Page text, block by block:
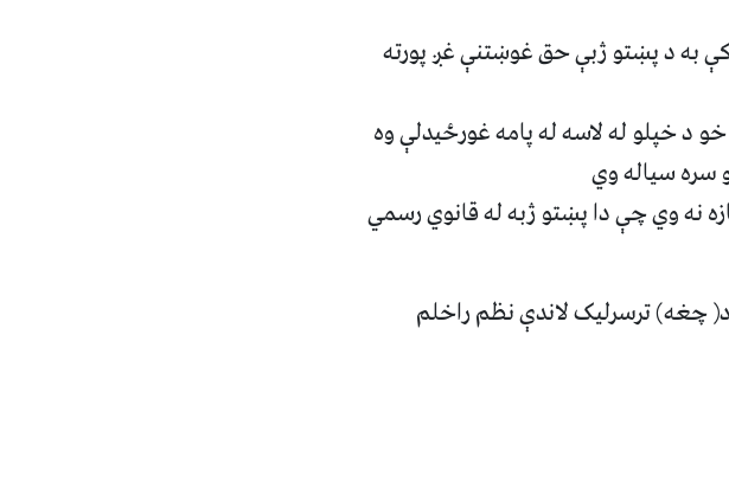
به د پښتو ژبې حق غوښتنې غږ پورته
د خپلو له لاسه له پامه غورځيدلې وه
سره سياله وي
نه وي چې دا پښتو ژبه له قانوي رسمي
چغه) ترسرليک لاندې نظم راخلم